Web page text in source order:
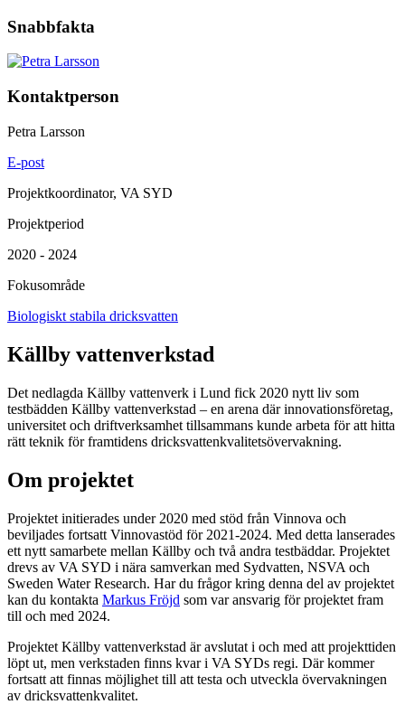
Snabbfakta
Kontaktperson
Petra Larsson
E-post
Projektkoordinator, VA SYD
Projektperiod
2020 - 2024
Fokusområde
Biologiskt stabila dricksvatten
Källby vattenverkstad
Det nedlagda Källby vattenverk i Lund fick 2020 nytt liv som
testbädden Källby vattenverkstad – en arena där innovationsföretag,
universitet och driftverksamhet tillsammans kunde arbeta för att hitta
rätt teknik för framtidens dricksvattenkvalitetsövervakning.
Om projektet
Projektet initierades under 2020 med stöd från Vinnova och
beviljades fortsatt Vinnovastöd för 2021-2024. Med detta lanserades
ett nytt samarbete mellan Källby och två andra testbäddar. Projektet
drevs av VA SYD i nära samverkan med Sydvatten, NSVA och
Sweden Water Research. Har du frågor kring denna del av projektet
kan du kontakta Markus Fröjd som var ansvarig för projektet fram
till och med 2024.
Projektet Källby vattenverkstad är avslutat i och med att projekttiden
löpt ut, men verkstaden finns kvar i VA SYDs regi. Där kommer
fortsatt att finnas möjlighet till att testa och utveckla övervakningen
av dricksvattenkvalitet.